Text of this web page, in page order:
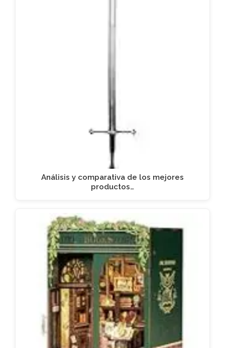
Análisis y comparativa de los mejores
productos…